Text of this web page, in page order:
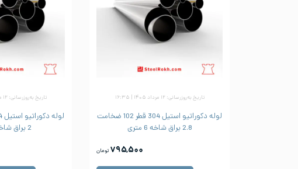
تاریخ به‌روزرسانی: ۱۲ مرداد ۱۴۰۵ | ۱۶:۳۵
لوله دکوراتیو استیل 304 قطر 102 ضخامت
2.8 براق شاخه 6 متری
۷۹۵,۵۰۰ تومان
تاریخ به‌روزرسانی: ۱۲ مرداد ۱۴۰۵ | ۱۶:۳۵
2 براق شاخه 6 متری